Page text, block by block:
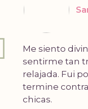
Me siento
sentirme tan
relajada. Fui
termine
chicas.